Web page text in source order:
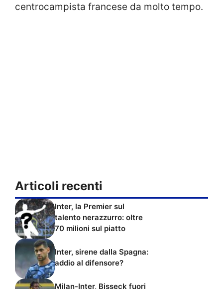
centrocampista francese da molto tempo.
Articoli recenti
Inter, la Premier sul
talento nerazzurro: oltre
70 milioni sul piatto
Inter, sirene dalla Spagna:
addio al difensore?
Milan-Inter, Bisseck fuori